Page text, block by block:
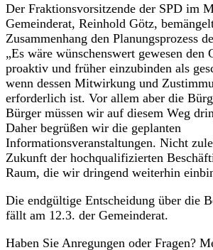
Der Fraktionsvorsitzende der SPD im
Gemeinderat, Reinhold Götz,
Zusammenhang den Planungsprozess
„Es wäre wünschenswert gewesen den
proaktiv und früher einzubinden als
wenn dessen Mitwirkung und
erforderlich ist. Vor allem aber die
Bürger müssen wir auf diesem Weg
Daher begrüßen wir die geplanten
Informationsveranstaltungen. Nicht
Zukunft der hochqualifizierten
Raum, die wir dringend weiterhin
Die endgültige Entscheidung über die
fällt am 12.3. der Gemeinderat.
Haben Sie Anregungen oder Fragen?